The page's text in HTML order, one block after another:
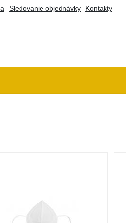
Sledovanie objednávky Kontakty